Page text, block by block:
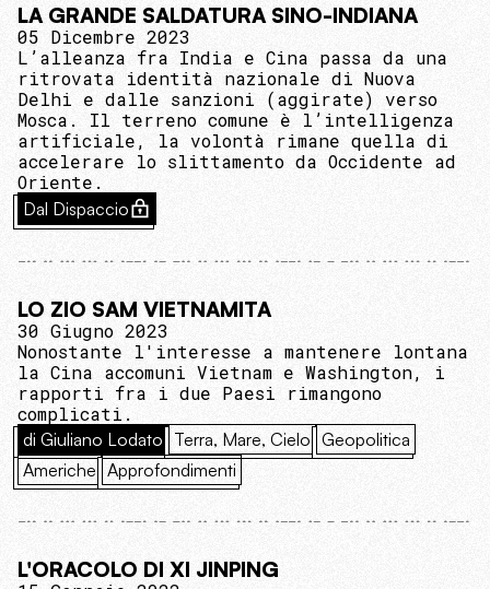
LA GRANDE SALDATURA SINO-INDIANA
05 Dicembre 2023
L’alleanza fra India e Cina passa da una
ritrovata identità nazionale di Nuova
Delhi e dalle sanzioni (aggirate) verso
Mosca. Il terreno comune è l’intelligenza
artificiale, la volontà rimane quella di
accelerare lo slittamento da Occidente ad
Oriente.
Dal Dispaccio
LO ZIO SAM VIETNAMITA
30 Giugno 2023
Nonostante l'interesse a mantenere lontana
la Cina accomuni Vietnam e Washington, i
rapporti fra i due Paesi rimangono
complicati.
di Giuliano Lodato Terra, Mare, Cielo Geopolitica
Americhe Approfondimenti
L'ORACOLO DI XI JINPING